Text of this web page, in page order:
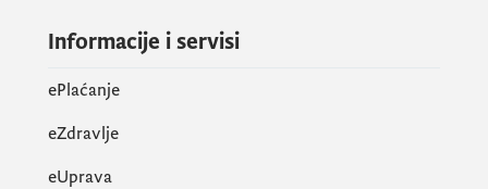
Informacije i servisi
ePlaćanje
eZdravlje
eUprava